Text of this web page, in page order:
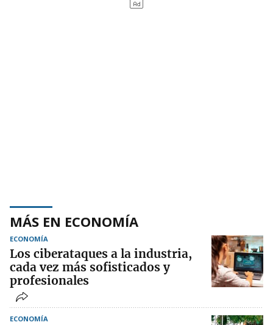
MÁS EN ECONOMÍA
ECONOMÍA
Los ciberataques a la industria,
cada vez más sofisticados y
profesionales
ECONOMÍA